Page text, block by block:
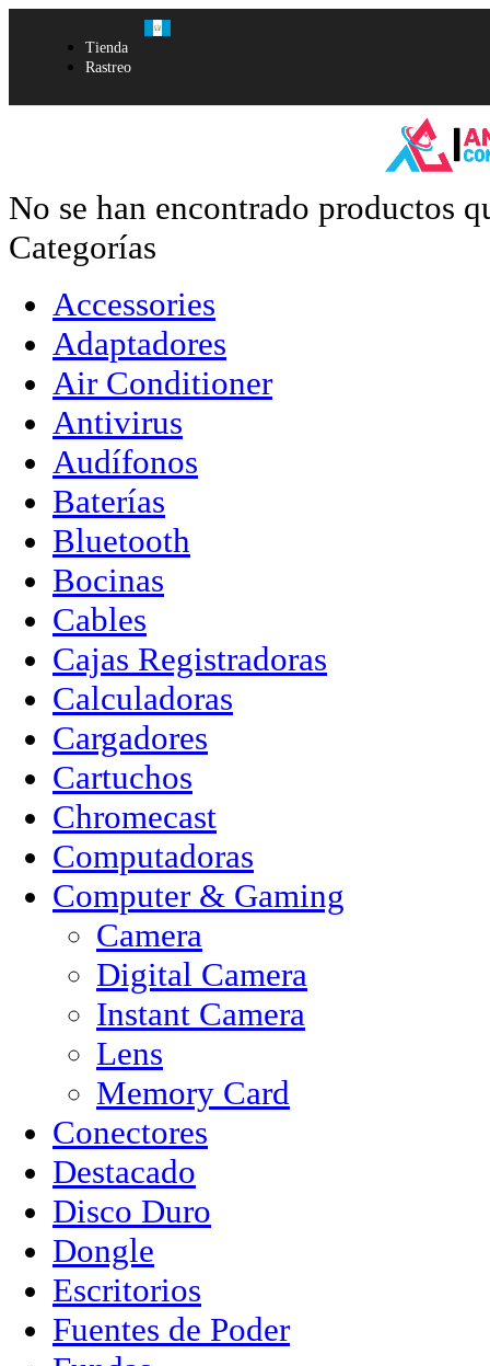
Tienda
Rastreo
No se han encontrado productos
Categorías
Accessories
Adaptadores
Air Conditioner
Antivirus
Audífonos
Baterías
Bluetooth
Bocinas
Cables
Cajas Registradoras
Calculadoras
Cargadores
Cartuchos
Chromecast
Computadoras
Computer & Gaming
Camera
Digital Camera
Instant Camera
Lens
Memory Card
Conectores
Destacado
Disco Duro
Dongle
Escritorios
Fuentes de Poder